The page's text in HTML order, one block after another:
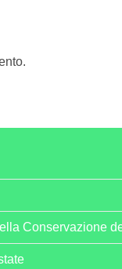
Conservazione